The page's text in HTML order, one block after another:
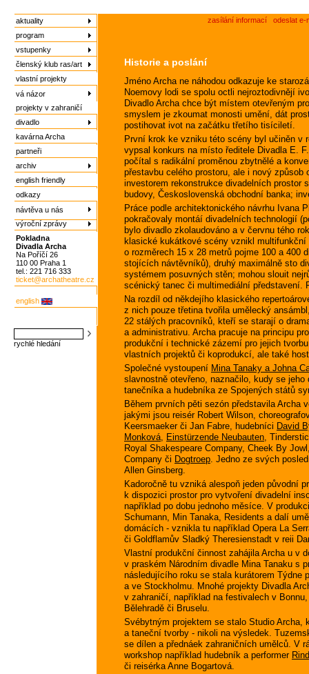
aktuality
program
vstupenky
členský klub ras/art
vlastní projekty
vá názor
projekty v zahraničí
divadlo
kavárna Archa
partneři
archiv
english friendly
odkazy
návtěva u nás
výroční zprávy
Pokladna
Divadla Archa
Na Poříčí 26
110 00 Praha 1
tel.: 221 716 333
ticket@archatheatre.cz
english
rychlé hledání
zasílání informací odeslat e-
Historie a poslání
Jméno Archa ne náhodou odkazuje ke
Noemovy lodi se spolu octli nejroztodivnějí
Divadlo Archa chce být místem otevřeným
smyslem je zkoumat monosti umění, dát
postihovat ivot na začátku třetího tisíciletí.
První krok ke vzniku této scény byl učiněn v
vypsal konkurs na místo ředitele Divadla E.
počítal s radikální proměnou zbytnělé a
přestavbu celého prostoru, ale i nový
investorem rekonstrukce divadelních prostor
budovy, Československá obchodní banka;
Práce podle architektonického návrhu Ivana
pokračovaly montáí divadelních technologií
bylo divadlo zkolaudováno a v červnu tého
klasické kukátkové scény vznikl
o rozměrech 15 x 28 metrů pojme 100 a 400
stojících návtěvníků), druhý maximálně sto
systémem posuvných stěn; mohou slouit
scénický tanec či multimediální představení.
Na rozdíl od někdejího klasického
z nich pouze třetina tvořila umělecký
22 stálých pracovníků, kteří se starají o
a administrativu. Archa pracuje na principu
produkční i technické zázemí pro jejich
vlastních projektů či koprodukcí, ale také
Společné vystoupení Mina Tanaky a Johna
slavnostně otevřeno, naznačilo, kudy se
tanečníka a hudebníka ze Spojených států
Během prvních pěti sezón představila Archa
jakými jsou reisér Robert Wilson,
Keersmaeker či Jan Fabre, hudebníci David
Monková, Einstürzende Neubauten,
Royal Shakespeare Company, Cheek By
Company či Dogtroep. Jedno ze svých
Allen Ginsberg.
Kadoročně tu vzniká alespoň jeden původní
k dispozici prostor pro vytvoření divadelní
například po dobu jednoho měsíce. V
Schumann, Min Tanaka, Residents a dalí
domácích - vznikla tu například Opera La
či Goldflamův Sladký Theresienstadt v reii
Vlastní produkční činnost zahájila Archa u v
v praském Národním divadle Mina Tanaku s
následujícího roku se stala kurátorem Týdne
a ve Stockholmu. Mnohé projekty Divadla
v zahraničí, například na festivalech v
Bělehradě či Bruselu.
Svébytným projektem se stalo Studio Archa,
a taneční tvorby - nikoli na výsledek.
se dílen a přednáek zahraničních umělců. V
workshop například hudebník a performer
či reisérka Anne Bogartová.